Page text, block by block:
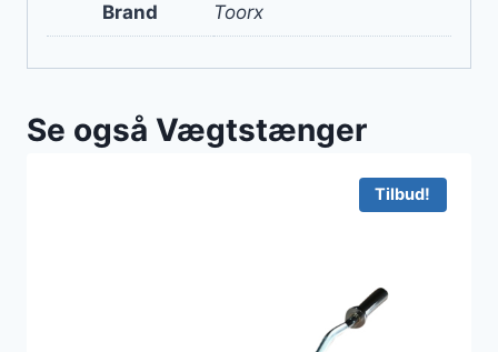
Brand Toorx
Se også Vægtstænger
Tilbud!